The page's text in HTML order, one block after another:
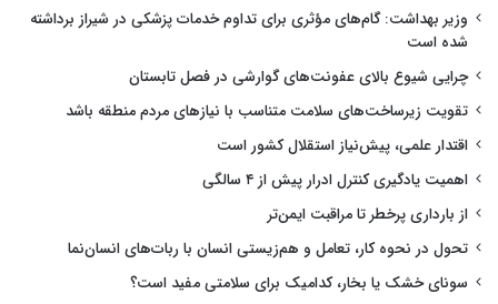
وزیر بهداشت: گام‌های مؤثری برای تداوم خدمات پزشکی در شیراز برداشته
شده است
چرایی شیوع بالای عفونت‌های گوارشی در فصل تابستان
تقویت زیرساخت‌های سلامت متناسب با نیازهای مردم منطقه باشد
اقتدار علمی، پیش‌نیاز استقلال کشور است
اهمیت یادگیری کنترل ادرار پیش از ۴ سالگی
از بارداری پرخطر تا مراقبت ایمن‌تر
تحول در نحوه کار، تعامل و هم‌زیستی انسان با ربات‌های انسان‌نما
سونای خشک یا بخار، کدامیک برای سلامتی مفید است؟